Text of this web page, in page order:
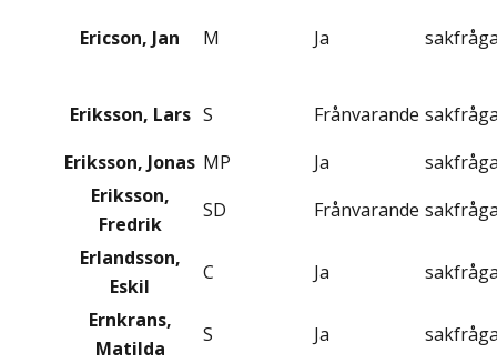
Ericson, Jan M Ja
Eriksson, Lars S Frånvarande
Eriksson, Jonas MP Ja
Eriksson,
Fredrik
SD Frånvarande
Erlandsson,
Eskil
C Ja
Ernkrans,
Matilda
S Ja